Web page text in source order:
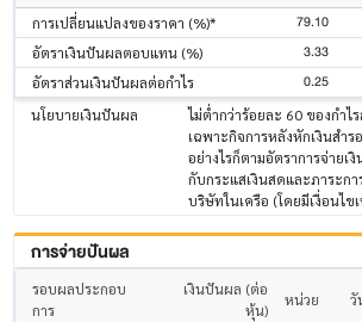
การเปลี่ยนแปลงของราคา (%)*
79.10
อัตราเงินปันผลตอบแทน (%) 3.33
อัตราส่วนเงินปันผลต่อกำไร 0.25
นโยบายเงินปันผล
ไม่ต่ำกว่าร้อยละ 60 ของกำไ
เฉพาะกิจการหลังหักเงินสำ
อย่างไรก็ตามอัตราการจ่าย
กับกระแสเงินสดและภาระก
บริษัทในเครือ (โดยมีเงื่อนไข
การจ่ายปันผล
รอบผลประกอบ
การ
เงินปันผล (ต่อ
หุ้น)
หน่วย วั